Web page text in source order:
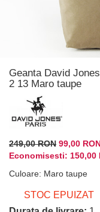
Geanta David
2 13 Maro taupe
249,00 RON 99,00
Economisesti: 150,00
Culoare: Maro taupe
STOC EPUIZAT